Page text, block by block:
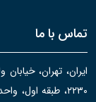
تماس با ما
ایران، تهران،